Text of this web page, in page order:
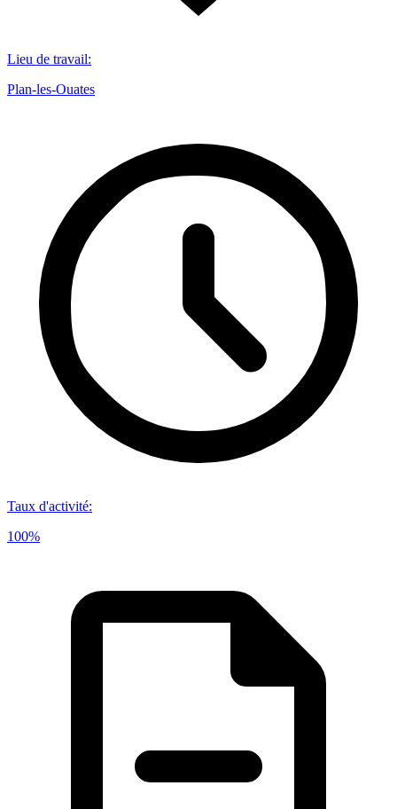
Lieu de travail:
Plan-les-Ouates
Taux d'activité:
100%